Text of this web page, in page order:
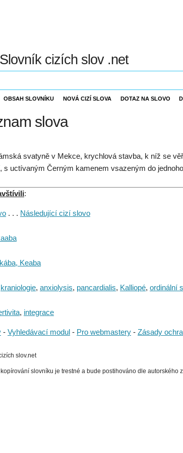
Slovník cizích slov .net
OBSAH SLOVNÍKU NOVÁ CIZÍ SLOVA DOTAZ NA SLOVO
slova
svatyně v Mekce, krychlová stavba, k níž se
s uctívaným Černým kamenem vsazeným do
:
. . . Následující cizí slovo
kába, Keaba
kraniologie, anxiolysis, pancardialis, Kalliopé, ordinální
, integrace
- Vyhledávací modul - Pro webmastery - Zásady
slov.net
slovníku je trestné a bude postihováno dle autorského